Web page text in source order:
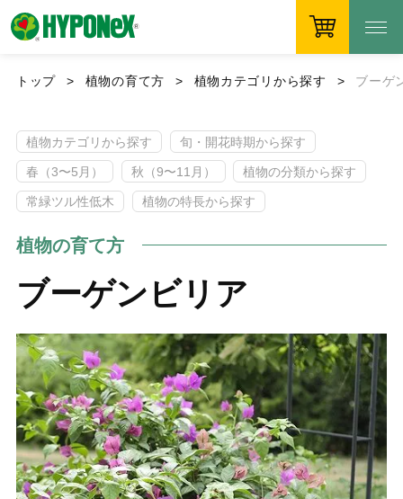
トップ 植物の育て方 植物カテゴリから探す ブーゲ
植物カテゴリから探す 旬・開花時期から探す
春（3〜5月） 秋（9〜11月） 植物の分類から探す
常緑ツル性低木 植物の特長から探す
植物の育て方
ブーゲンビリア